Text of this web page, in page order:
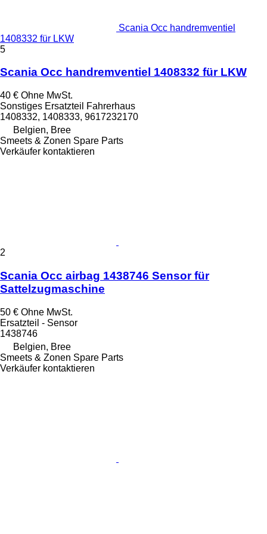
Scania Occ handremventiel
1408332 für LKW
5
Scania Occ handremventiel 1408332 für LKW
40 € Ohne MwSt.
Sonstiges Ersatzteil Fahrerhaus
1408332, 1408333, 9617232170
Belgien, Bree
Smeets & Zonen Spare Parts
Verkäufer kontaktieren
2
Scania Occ airbag 1438746 Sensor für
Sattelzugmaschine
50 € Ohne MwSt.
Ersatzteil - Sensor
1438746
Belgien, Bree
Smeets & Zonen Spare Parts
Verkäufer kontaktieren